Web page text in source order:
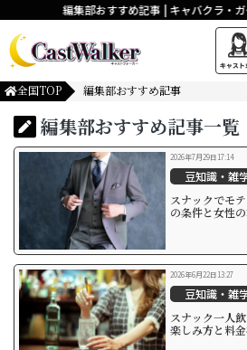
編集部おすすめ記事 | キャバクラ・
全国TOP 編集部おすすめ記事
編集部おすすめ記事一覧
2026年7月29日17:14
豆知識・雑
スナックでモ
の条件と女性
2026年6月22日13:27
豆知識・雑
スナック一人
楽しみ方と料